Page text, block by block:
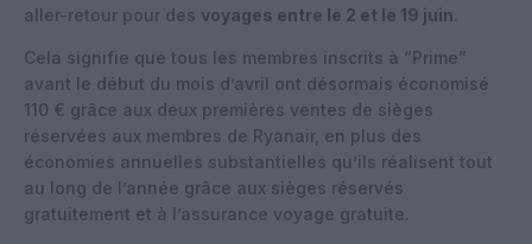
aller-retour pour des voyages entre le 2 et le 19 juin.
Cela signifie que tous les membres inscrits à “Prime”
avant le début du mois d’avril ont désormais économisé
110 € grâce aux deux premières ventes de sièges
réservées aux membres de Ryanair, en plus des
économies annuelles substantielles qu’ils réalisent tout
au long de l’année grâce aux sièges réservés
gratuitement et à l’assurance voyage gratuite.